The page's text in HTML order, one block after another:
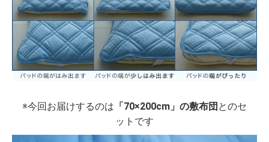
※今回お届けするのは 「70×200cm」の敷布団 とのセ
ットです